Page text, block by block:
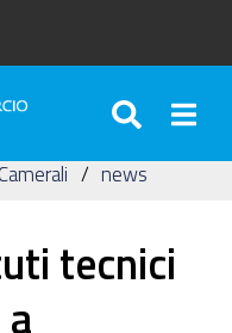
news
tecnici
a